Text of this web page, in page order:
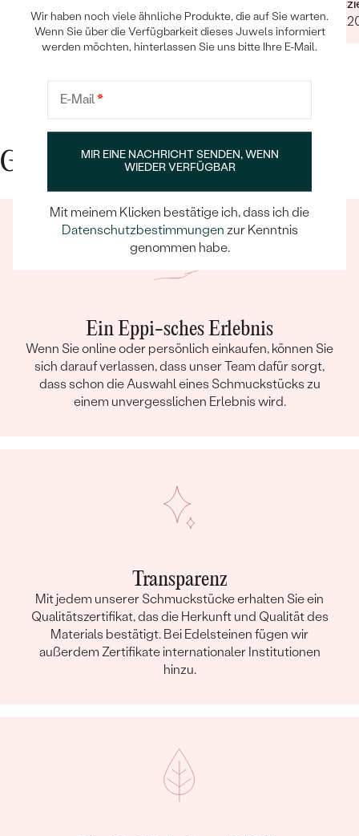
Gute Gründe für Eppi
Ein Eppi-sches Erlebnis
Wenn Sie online oder persönlich einkaufen, können Sie
sich darauf verlassen, dass unser Team dafür sorgt,
dass schon die Auswahl eines Schmuckstücks zu
einem unvergesslichen Erlebnis wird.
Transparenz
Mit jedem unserer Schmuckstücke erhalten Sie ein
Qualitätszertifikat, das die Herkunft und Qualität des
Materials bestätigt. Bei Edelsteinen fügen wir
außerdem Zertifikate internationaler Institutionen
hinzu.
Wir haben noch viele ähnliche Produkte, die auf Sie warten.
Wenn Sie über die Verfügbarkeit dieses Juwels informiert
werden möchten, hinterlassen Sie uns bitte Ihre E-Mail.
E-Mail*
MIR EINE NACHRICHT SENDEN, WENN
WIEDER VERFÜGBAR
Mit meinem Klicken bestätige ich, dass ich die
Datenschutzbestimmungen zur Kenntnis
genommen habe.